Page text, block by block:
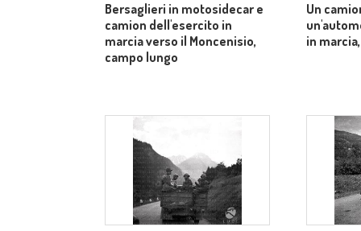
Bersaglieri in motosidecar e
camion dell'esercito in
marcia verso il Moncenisio,
campo lungo
Un
in